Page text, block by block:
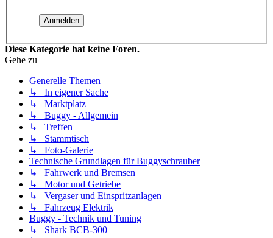
Diese Kategorie hat keine Foren.
Gehe zu
Generelle Themen
↳ In eigener Sache
↳ Marktplatz
↳ Buggy - Allgemein
↳ Treffen
↳ Stammtisch
↳ Foto-Galerie
Technische Grundlagen für Buggyschrauber
↳ Fahrwerk und Bremsen
↳ Motor und Getriebe
↳ Vergaser und Einspritzanlagen
↳ Fahrzeug Elektrik
Buggy - Technik und Tuning
↳ Shark BCB-300